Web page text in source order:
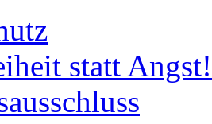
statt Angst!